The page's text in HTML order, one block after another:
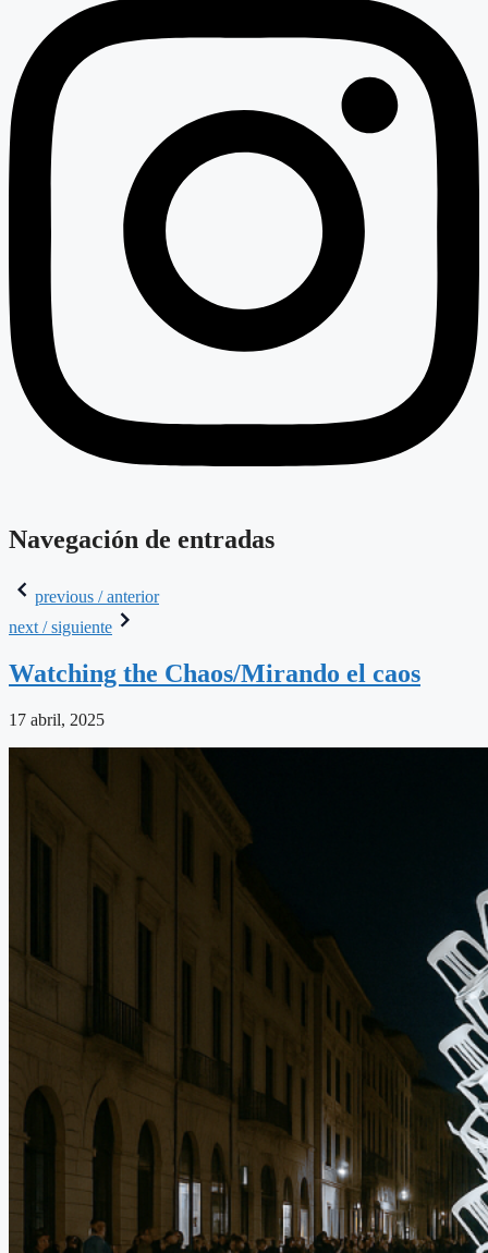
Navegación de entradas
previous / anterior
next / siguiente
Watching the Chaos/Mirando el caos
17 abril, 2025